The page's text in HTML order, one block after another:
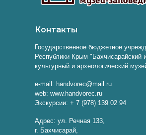
Контакты
Государственное бюджетное
Республики Крым "Бахчисарайский
культурный и археологический
e-mail: handvorec@mail.ru
web: www.handvorec.ru
Экскурсии: + 7 (978) 139 02 94
Адрес: ул. Речная 133,
г. Бахчисарай,